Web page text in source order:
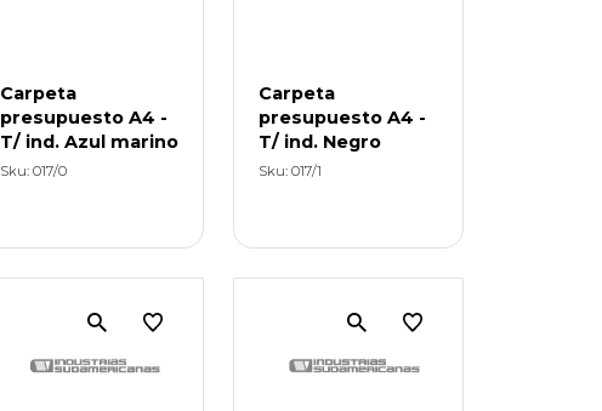
Carpeta
presupuesto A4 -
T/ ind. Azul marino
Sku: 017/0
Carpeta
presupuesto A4 -
T/ ind. Negro
Sku: 017/1